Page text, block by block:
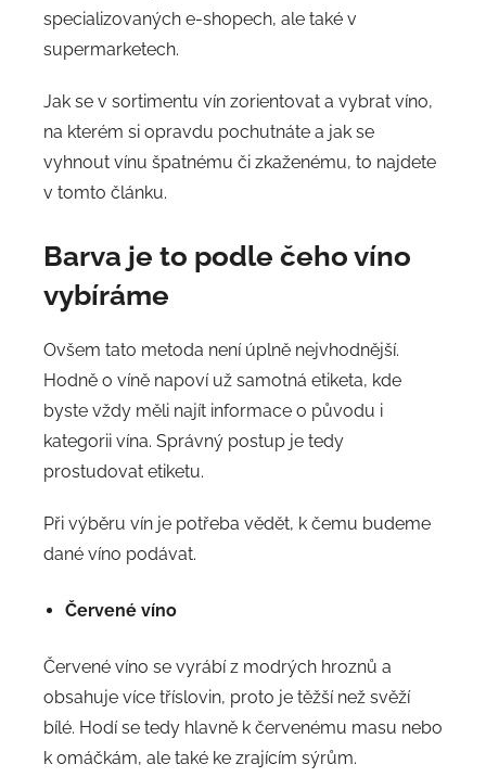
specializovaných e-shopech, ale také v
supermarketech.
Jak se v sortimentu vín zorientovat a vybrat víno,
na kterém si opravdu pochutnáte a jak se
vyhnout vínu špatnému či zkaženému, to najdete
v tomto článku.
Barva je to podle čeho víno
vybíráme
Ovšem tato metoda není úplně nejvhodnější.
Hodně o víně napoví už samotná etiketa, kde
byste vždy měli najít informace o původu i
kategorii vína. Správný postup je tedy
prostudovat etiketu.
Při výběru vín je potřeba vědět, k čemu budeme
dané víno podávat.
Červené víno
Červené víno se vyrábí z modrých hroznů a
obsahuje více tříslovin, proto je těžší než svěží
bílé. Hodí se tedy hlavně k červenému masu nebo
k omáčkám, ale také ke zrajícím sýrům.